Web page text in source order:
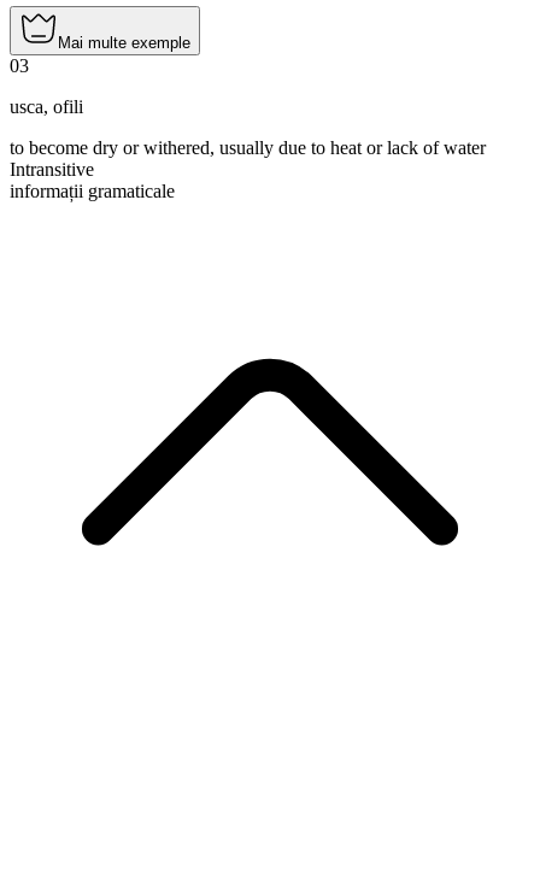
Mai multe exemple
03
usca, ofili
to become dry or withered, usually due to heat or lack of water
Intransitive
informații gramaticale